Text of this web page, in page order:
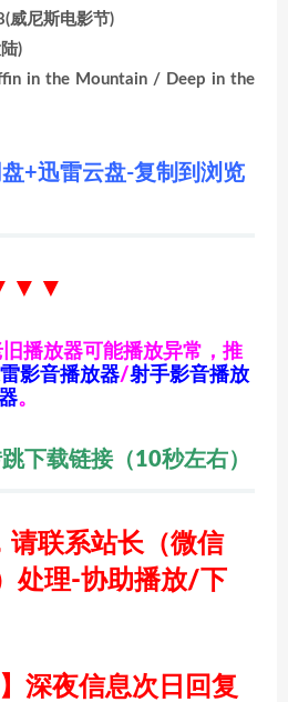
威尼斯电影节)
)
in the Mountain / Deep in the
盘+迅雷云盘-复制到浏览
旧播放器可能播放异常，推
影音播放器/射手影音播放
。
下载链接（10秒左右）
请联系站长（微信
处理-协助播放/下
深夜信息次日回复